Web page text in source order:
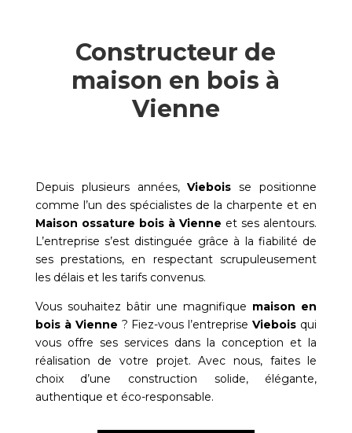
Constructeur de
maison en bois à
Vienne
Depuis plusieurs années,Viebois se positionne
comme l’un des spécialistes de la charpente et en
Maison ossature bois à Vienne et ses alentours.
L’entreprise s’est distinguée grâce à la fiabilité de
ses prestations, en respectant scrupuleusement
les délais et les tarifs convenus.
Vous souhaitez bâtir une magnifique maison en
bois à Vienne ? Fiez-vous l’entrepriseViebois qui
vous offre ses services dans la conception et la
réalisation de votre projet. Avec nous, faites le
choix d’une construction solide, élégante,
authentique et éco-responsable.